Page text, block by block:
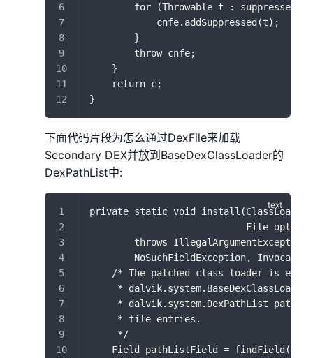
for (Throwable t :
            cnfe.addSuppressed(t);
        }
        throw cnfe;
    }
    return c;
}
下面代码片段为怎么通过DexFile来加载
Secondary DEX并放到BaseDexClassLoader的
DexPathList中:
private static void install(ClassLoader
File
throws
NoSuchFieldException,
/* The patched class loader is
*
* dalvik.system.DexPathList
     * file entries.
     */
Field pathListField =